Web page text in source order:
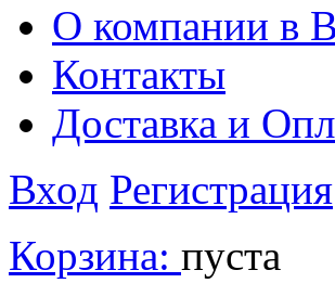
О компании в
Контакты
Доставка и
Вход Регистрация
Корзина: пуста